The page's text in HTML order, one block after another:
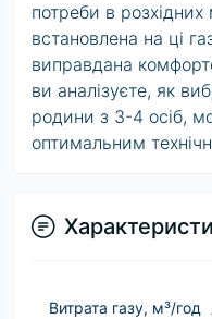
потреби в розхідних
встановлена на ці
виправдана
ви аналізуєте, як
родини з 3-4 осіб,
оптимальним
Витрата газу, м³/год